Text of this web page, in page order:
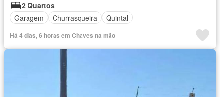
2 Quartos
Garagem
Churrasqueira Quintal
Há 4 dias, 6 horas em Chaves na mão